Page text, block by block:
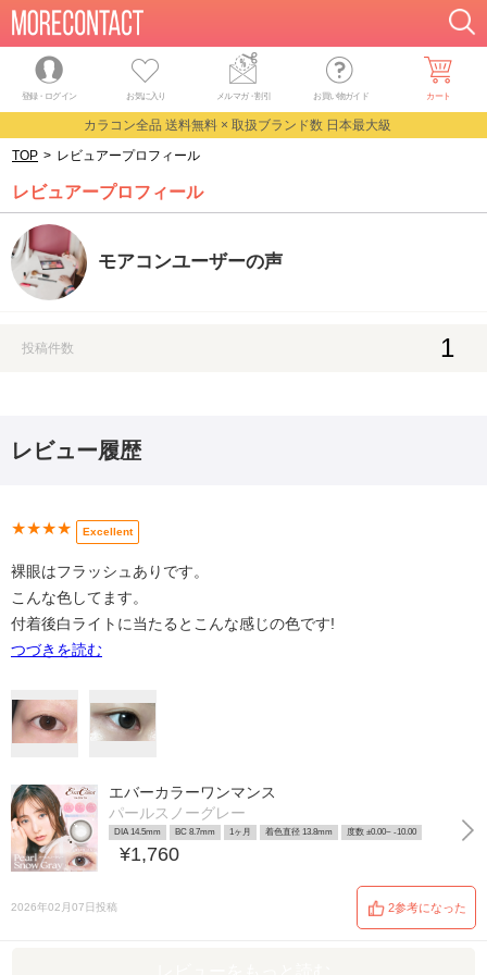
登録・ログイン お気に入り メルマガ・割引 お買い物ガイド カート
カラコン全品 送料無料 × 取扱ブランド数 日本最大級
TOP > レビュアープロフィール
レビュアープロフィール
モアコンユーザーの声
投稿件数 1
レビュー履歴
★★★★ Excellent
裸眼はフラッシュありです。
こんな色してます。
付着後白ライトに当たるとこんな感じの色です!
つづきを読む
エバーカラーワンマンス
パールスノーグレー
DIA 14.5mm BC 8.7mm 1ヶ月 着色直径 13.8mm 度数 ±0.00~ -10.00
¥1,760
2026年02月07日投稿 2参考になった